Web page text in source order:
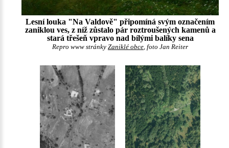
Lesní louka "Na Valdově" připomíná svým označením
zaniklou ves, z níž zůstalo pár roztroušených kamenů a
stará třešeň vpravo nad bílými balíky sena
Repro www stránky Zaniklé obce, foto Jan Reiter